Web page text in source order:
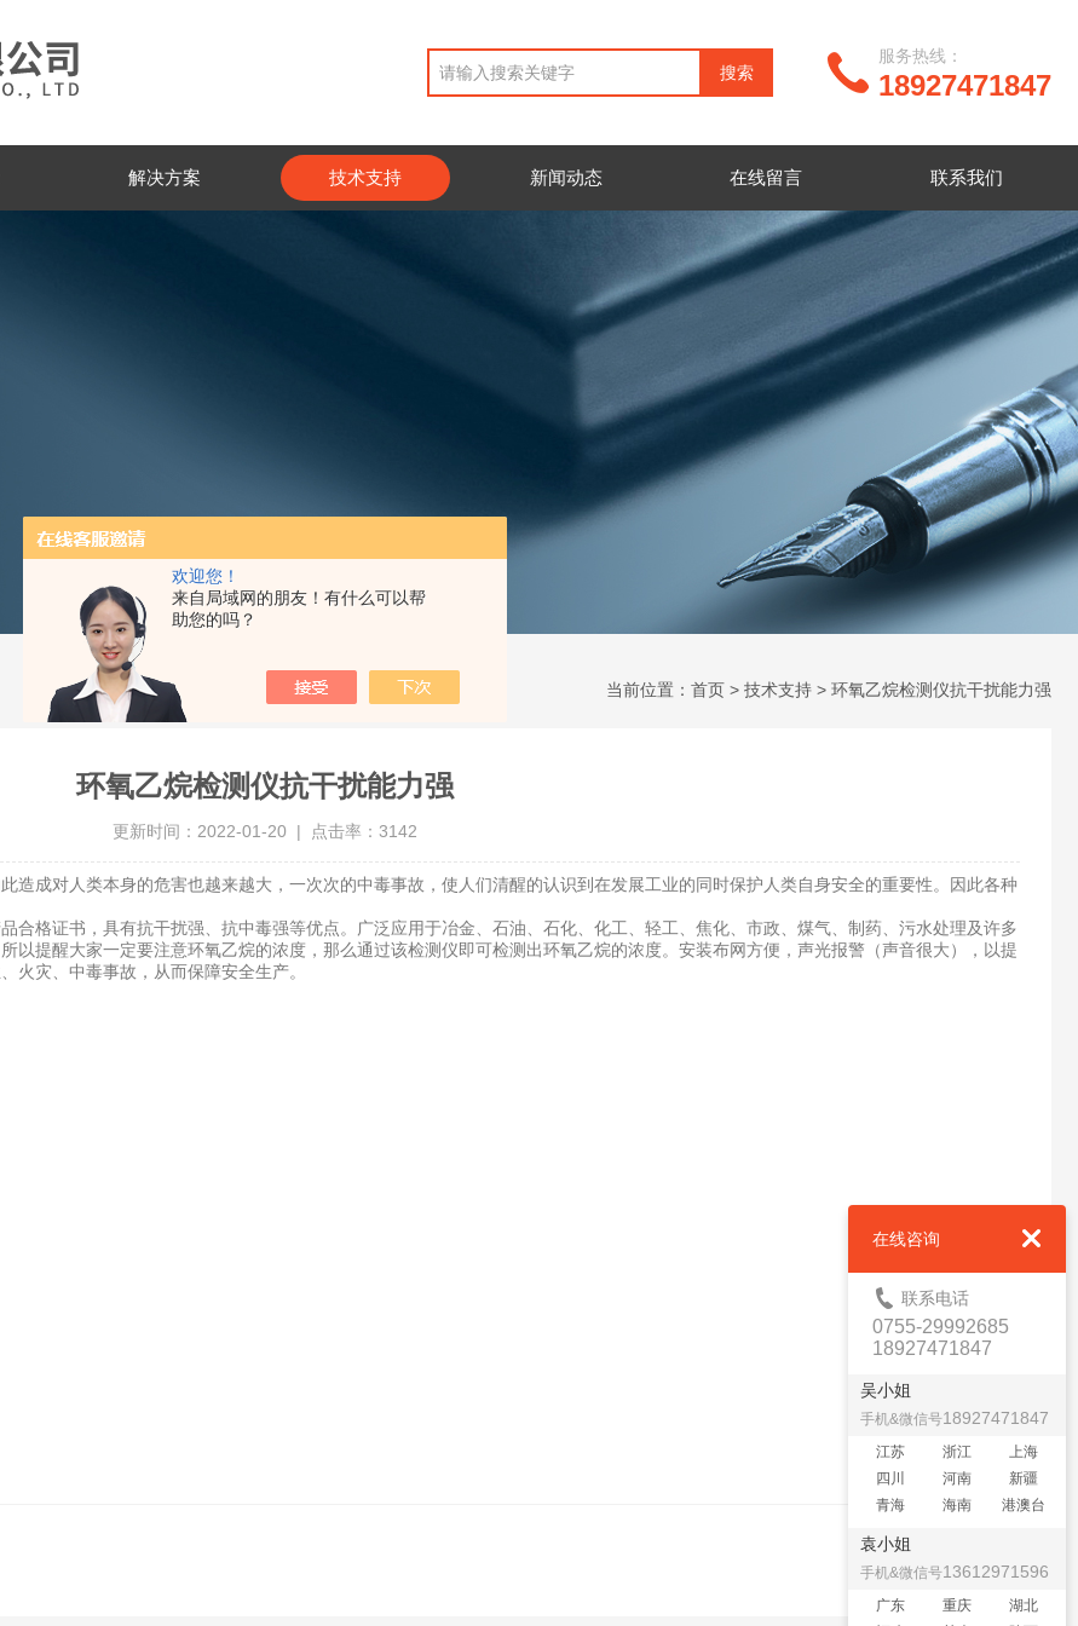
欢迎您！
来自局域网的朋友！有什么可以帮
助您的吗？
18927471847
服务热线：
解决方案 技术支持 新闻动态 在线留言 联系我们
当前位置： 首页 > 技术支持 > 环氧乙烷检测仪抗干扰能力强
环氧乙烷检测仪抗干扰能力强
更新时间：2022-01-20 | 点击率：3142
成对人类本身的危害也越来越大，一次次的中毒事故，使人们清醒的认识到在发展工业的同时保护人类自身安全的重要性。因此各种
格证书，具有抗干扰强、抗中毒强等优点。广泛应用于冶金、石油、石化、化工、轻工、焦化、市政、煤气、制药、污水处理及许多
以提醒大家一定要注意环氧乙烷的浓度，那么通过该检测仪即可检测出环氧乙烷的浓度。安装布网方便，声光报警（声音很大），以提
火灾、中毒事故，从而保障安全生产。
在线咨询
联系电话
0755-29992685
18927471847
吴小姐
手机&微信号18927471847
江苏 浙江
上海
四川
河南
新疆
青海
海南 港澳台
袁小姐
手机&微信号13612971596
广东 重庆
湖北